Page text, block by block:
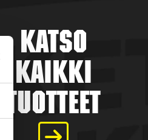
Katso
kaikki
tuotteet